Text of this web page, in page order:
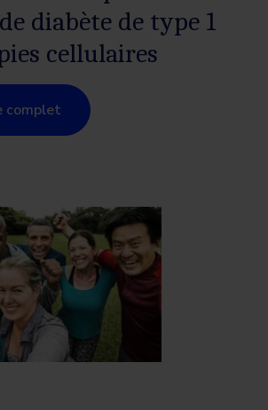
diabète de type 1
cellulaires
complet